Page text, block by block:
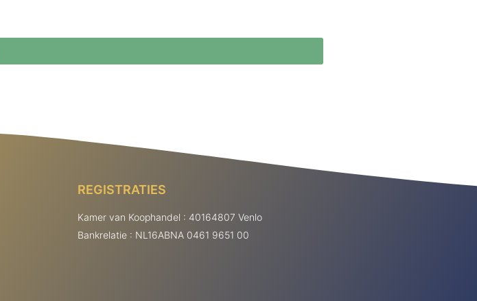
REGISTRATIES
Kamer van Koophandel : 40164807 Venlo
Bankrelatie : NL16ABNA 0461 9651 00